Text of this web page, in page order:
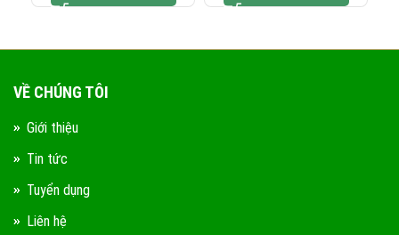
VỀ CHÚNG TÔI
Giới thiệu
Tin tức
Tuyển dụng
Liên hệ